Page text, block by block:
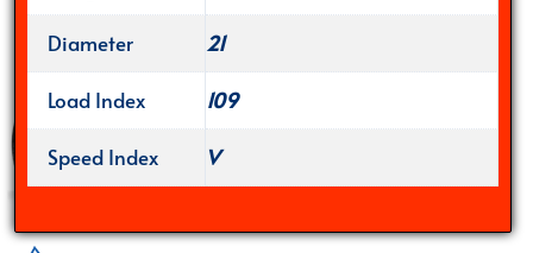
Diameter
21
Load Index
109
Speed Index
V